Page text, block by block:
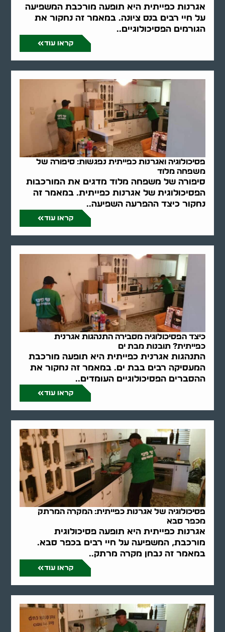
אגרנות כפייתית היא תופעה מורכבת המשפיעה
על חיי רבים בנס ציונה. במאמר זה נחקור את
הגורמים הפסיכולוגיים..
קראו עוד
פסיכולוגיה ואגרנות כפייתית נפגשות: סיפורה של
משפחה מלוד
סיפורה של משפחה מלוד מדגים את המורכבות
הפסיכולוגית של אגרנות כפייתית. במאמר זה
נחקור כיצד ההפרעה השפיעה..
קראו עוד
כיצד הפסיכולוגיה מסבירה התנהגות אגרנית
כפייתית? תובנות מבת ים
התנהגות אגרנית כפייתית היא תופעה מורכבת
המעסיקה רבים בבת ים. במאמר זה נחקור את
ההסברים הפסיכולוגיים העומדים..
קראו עוד
פסיכולוגיה של אגרנות כפייתית: המקרה המרתק
מכפר סבא
אגרנות כפייתית היא תופעה פסיכולוגית
מורכבת, המשפיעה על חיי רבים בכפר סבא.
במאמר זה נבחן מקרה מרתק..
קראו עוד